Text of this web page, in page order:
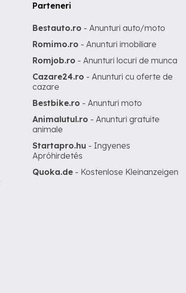
Parteneri
Bestauto.ro - Anunturi auto/moto
Romimo.ro - Anunturi imobiliare
Romjob.ro - Anunturi locuri de munca
Cazare24.ro - Anunturi cu oferte de
cazare
Bestbike.ro - Anunturi moto
Animalutul.ro - Anunturi gratuite
animale
Startapro.hu - Ingyenes
Apróhirdetés
Quoka.de - Kostenlose Kleinanzeigen